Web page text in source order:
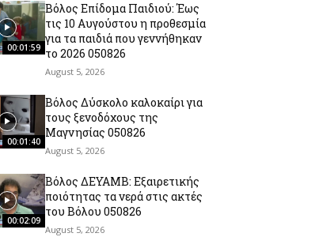
00:01:59
Βόλος Επίδομα Παιδιού: Έως
τις 10 Αυγούστου η προθεσμία
για τα παιδιά που γεννήθηκαν
το 2026 050826
August 5, 2026
00:01:40
Βόλος Δύσκολο καλοκαίρι για
τους ξενοδόχους της
Μαγνησίας 050826
August 5, 2026
00:02:09
Βόλος ΔΕΥΑΜΒ: Εξαιρετικής
ποιότητας τα νερά στις ακτές
του Βόλου 050826
August 5, 2026